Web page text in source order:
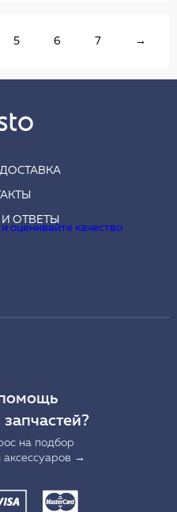
5 6 7 →
ОТВЕТЫ
на подбор
аксессуаров →